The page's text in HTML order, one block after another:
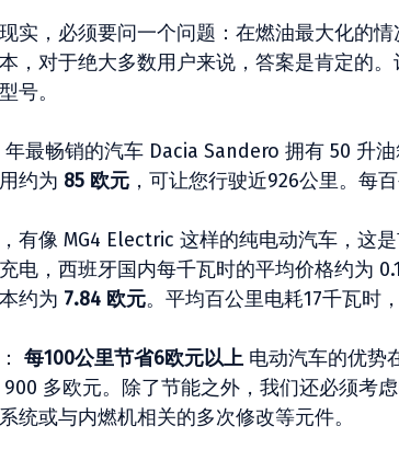
实，必须要问一个问题：在燃油最大化的
，对于绝大多数用户来说，答案是肯定的
号。
年最畅销的汽车 Dacia Sandero 拥有 50 升
约为 85 欧元 ，可让您行驶近926公里。每
有像 MG4 Electric 这样的纯电动汽车，这
电，西班牙国内每千瓦时的平均价格约为
约为 7.84 欧元。平均百公里电耗17千瓦时
每100公里节省6欧元以上 电动汽车的优势
多欧元。除了节能之外，我们还必须考
统或与内燃机相关的多次修改等元件。